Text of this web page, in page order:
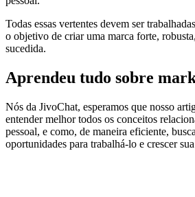
Todas essas vertentes devem ser
o objetivo de criar uma marca forte,
sucedida.
Aprendeu tudo sobre
Nós da JivoChat, esperamos que nosso
entender melhor todos os conceitos
pessoal, e como, de maneira eficiente,
oportunidades para trabalhá-lo e crescer